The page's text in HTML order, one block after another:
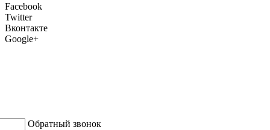
Facebook
Twitter
Вконтакте
Google+
Обратный звонок